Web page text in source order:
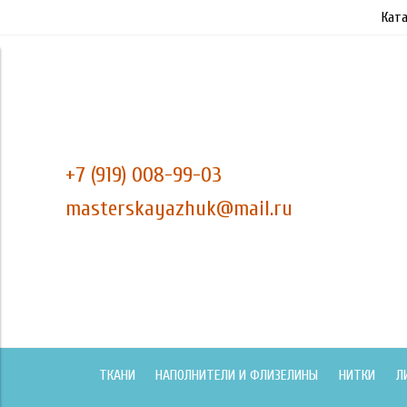
+7 (919) 008-99-03
masterskayazhuk@mail.ru
ТКАНИ НАПОЛНИТЕЛИ И ФЛИЗЕЛИНЫ НИТКИ